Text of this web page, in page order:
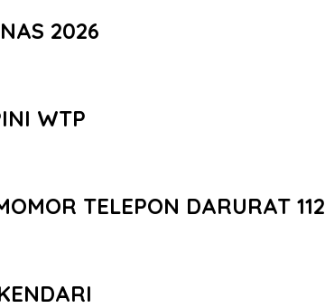
2026
WTP
TELEPON DARURAT 112